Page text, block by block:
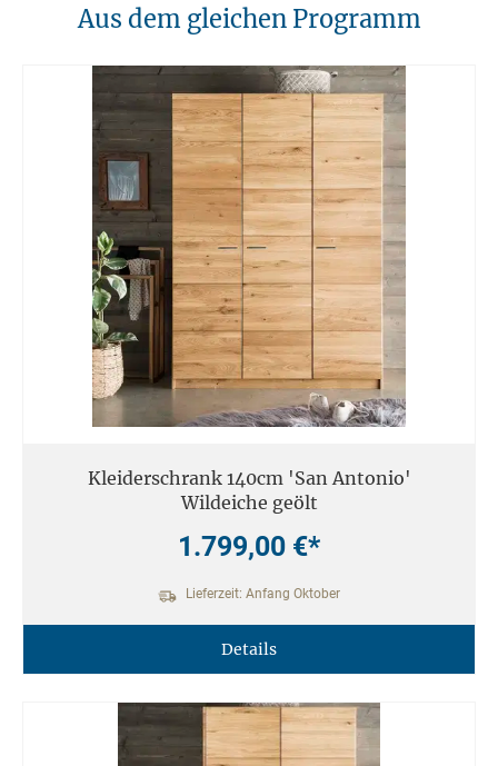
10. Brandschutz
für Kerzen oder anderen heißen Gegenständen.
Am Ende der Nutzungsdauer sollten Möbel fachgerecht entsorgt
werden. Massivholz kann über den Sperrmüll oder an speziellen
Sammelstellen abgegeben werden. Die örtlichen
Entsorgungsvorschriften sind zu beachten.
12. Einsatzort
Unsere Massivmöbel sind so konzipiert das Sie für den privaten
Gebrauch in Haushalten geeignet sind. Diese Möbel sind nicht für
kommerziellen Gebrauch geeignet.
Unsere Massivholzmöbel sind nicht für den Außenbereich geeignet.
Aus dem gleichen Programm
Kleiderschrank 140cm 'San Antonio'
Wildeiche geölt
1.799,00 €*
Lieferzeit: Anfang Oktober
Details